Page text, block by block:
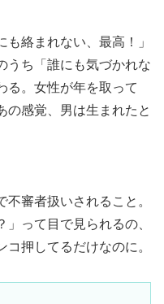
絡まれない、最高！」
うち「誰にも気づかれな
る。女性が年を取って
の感覚、男は生まれたと
審者扱いされること。
」って目で見られるの、
押してるだけなのに。